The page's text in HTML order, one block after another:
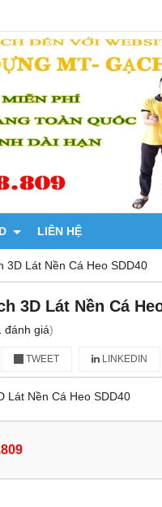
LIÊN HỆ
3D Lát Nền Cá Heo SDD40
3D Lát Nền Cá
đánh giá)
TWEET LINKEDIN
Lát Nền Cá Heo SDD40